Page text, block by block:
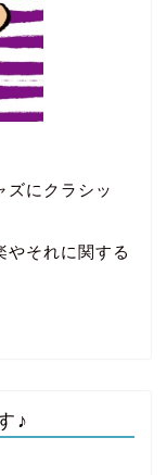
ズにクラシッ
やそれに関する
♪